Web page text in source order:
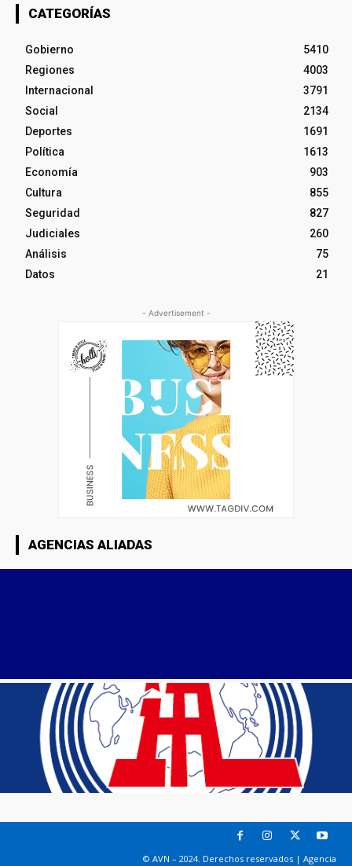
CATEGORÍAS
Gobierno
5410
Regiones
4003
Internacional
3791
Social
2134
Deportes
1691
Política
1613
Economía
903
Cultura
855
Seguridad
827
Judiciales
260
Análisis
75
Datos
21
- Advertisement -
AGENCIAS ALIADAS
© AVN – 2024. Derechos reservados | Agencia